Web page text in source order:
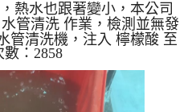
管
熱水也跟著變小，本公司
管清洗 作業，檢測並無發
管清洗機，注入 檸檬酸 至
水管清洗機 ，啟動 螺旋
髒水，二個多小時後，出
，如水管老化，會產生鐵
就會是咖啡色，地下水含
數：2858